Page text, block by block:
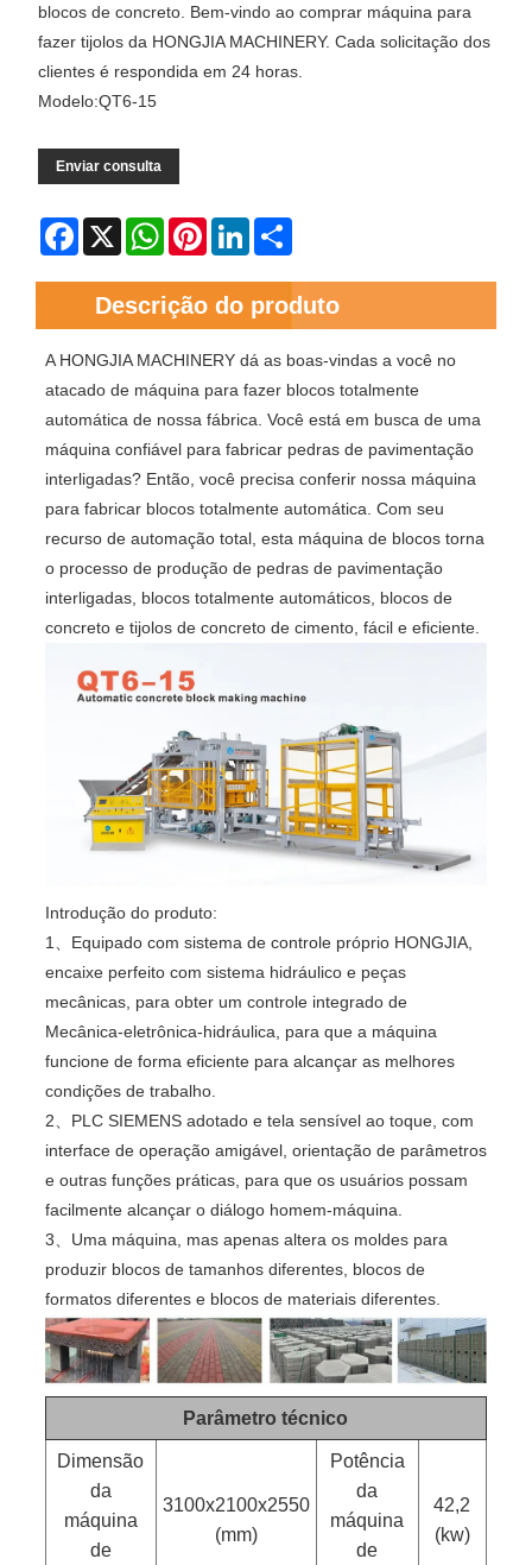
blocos de concreto. Bem-vindo ao comprar máquina para
fazer tijolos da HONGJIA MACHINERY. Cada solicitação dos
clientes é respondida em 24 horas.
Modelo:QT6-15
Enviar consulta
Facebook
X WhatsAppPinterestLinkedIn
Descrição do produto
A HONGJIA MACHINERY dá as boas-vindas a você no
atacado de máquina para fazer blocos totalmente
automática de nossa fábrica. Você está em busca de uma
máquina confiável para fabricar pedras de pavimentação
interligadas? Então, você precisa conferir nossa máquina
para fabricar blocos totalmente automática. Com seu
recurso de automação total, esta máquina de blocos torna
o processo de produção de pedras de pavimentação
interligadas, blocos totalmente automáticos, blocos de
concreto e tijolos de concreto de cimento, fácil e eficiente.
Introdução do produto:
1、Equipado com sistema de controle próprio HONGJIA,
encaixe perfeito com sistema hidráulico e peças
mecânicas, para obter um controle integrado de
Mecânica-eletrônica-hidráulica, para que a máquina
funcione de forma eficiente para alcançar as melhores
condições de trabalho.
2、PLC SIEMENS adotado e tela sensível ao toque, com
interface de operação amigável, orientação de parâmetros
e outras funções práticas, para que os usuários possam
facilmente alcançar o diálogo homem-máquina.
3、Uma máquina, mas apenas altera os moldes para
produzir blocos de tamanhos diferentes, blocos de
formatos diferentes e blocos de materiais diferentes.
Parâmetro técnico
Dimensão
da
máquina
de
3100x2100x2550
(mm)
Potência
da
máquina
de
42,2
(kw)